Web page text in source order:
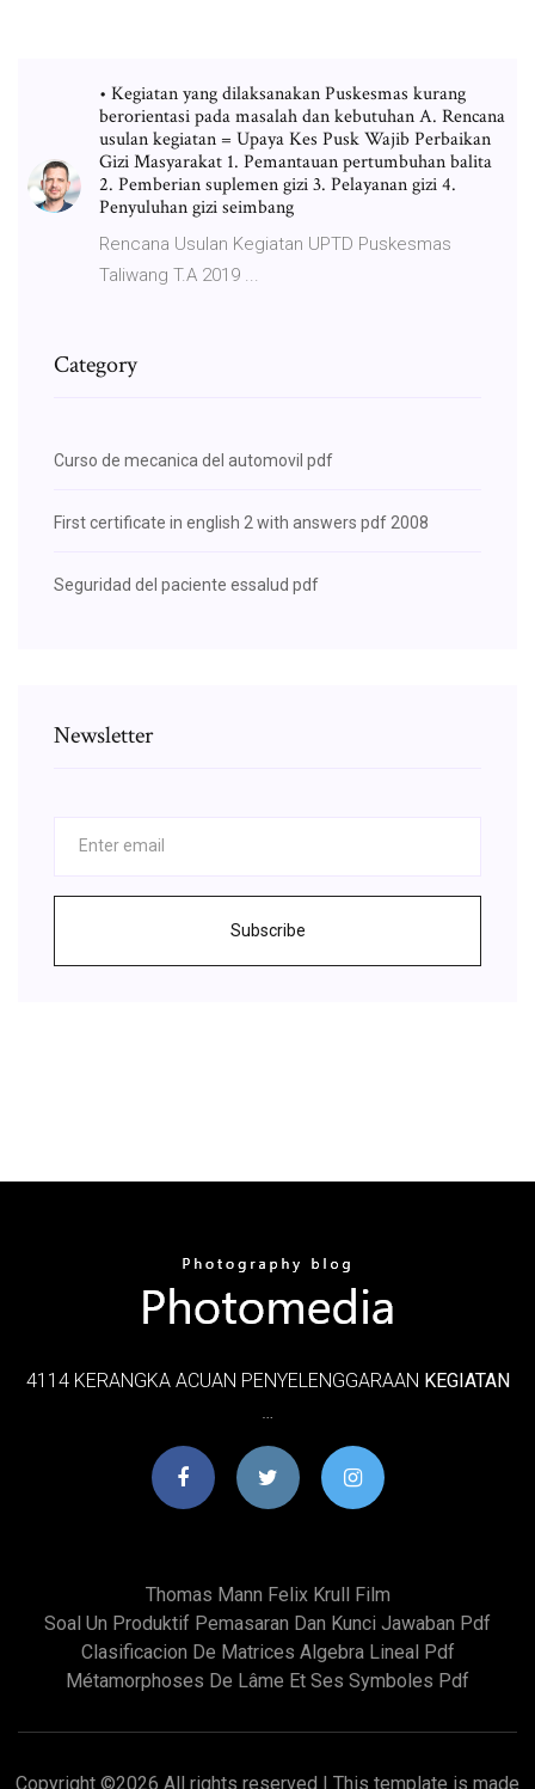
• Kegiatan yang dilaksanakan Puskesmas kurang
berorientasi pada masalah dan kebutuhan A. Rencana
usulan kegiatan = Upaya Kes Pusk Wajib Perbaikan
Gizi Masyarakat 1. Pemantauan pertumbuhan balita
2. Pemberian suplemen gizi 3. Pelayanan gizi 4.
Penyuluhan gizi seimbang
Rencana Usulan Kegiatan UPTD Puskesmas
Taliwang T.A 2019 ...
Category
Curso de mecanica del automovil pdf
First certificate in english 2 with answers pdf 2008
Seguridad del paciente essalud pdf
Newsletter
Subscribe
4114 KERANGKA ACUAN PENYELENGGARAAN KEGIATAN
Thomas Mann Felix Krull Film
Soal Un Produktif Pemasaran Dan Kunci Jawaban Pdf
Clasificacion De Matrices Algebra Lineal Pdf
Métamorphoses De Lâme Et Ses Symboles Pdf
Copyright ©2026 All rights reserved | This template is made